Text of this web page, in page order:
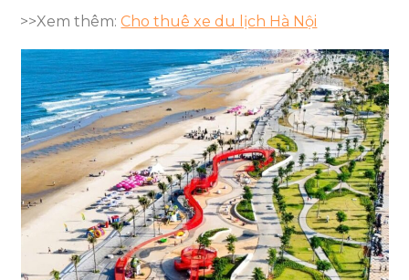
>>Xem thêm:Cho thuê xe du lịch Hà Nội